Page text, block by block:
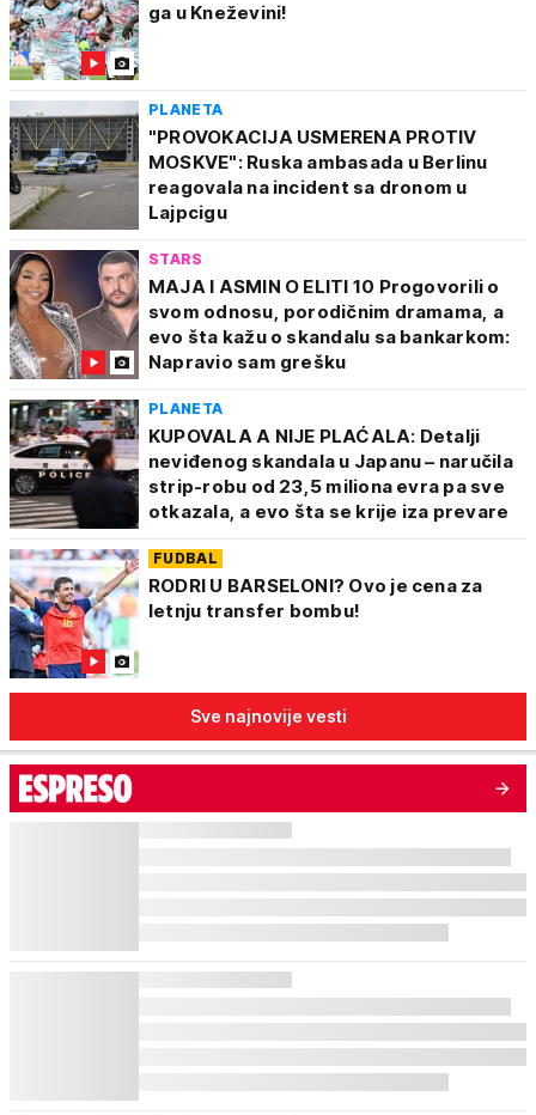
ga u Kneževini!
PLANETA
"PROVOKACIJA USMERENA PROTIV
MOSKVE": Ruska ambasada u Berlinu
reagovala na incident sa dronom u
Lajpcigu
STARS
MAJA I ASMIN O ELITI 10 Progovorili o
svom odnosu, porodičnim dramama, a
evo šta kažu o skandalu sa bankarkom:
Napravio sam grešku
PLANETA
KUPOVALA A NIJE PLAĆALA: Detalji
neviđenog skandala u Japanu – naručila
strip-robu od 23,5 miliona evra pa sve
otkazala, a evo šta se krije iza prevare
FUDBAL
RODRI U BARSELONI? Ovo je cena za
letnju transfer bombu!
Sve najnovije vesti